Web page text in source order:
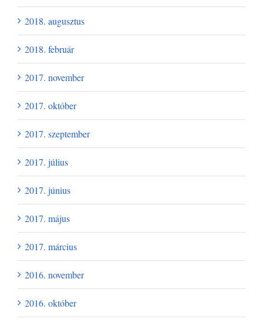
2018. augusztus
2018. február
2017. november
2017. október
2017. szeptember
2017. július
2017. június
2017. május
2017. március
2016. november
2016. október